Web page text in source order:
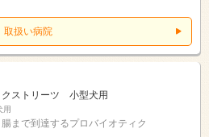
取扱い病院
クストリーツ 小型犬用
まで到達するプロバイオティク